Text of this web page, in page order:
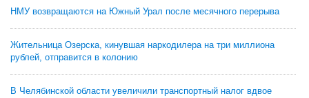
НМУ возвращаются на Южный Урал после месячного перерыва
Жительница Озерска, кинувшая наркодилера на три миллиона
рублей, отправится в колонию
В Челябинской области увеличили транспортный налог вдвое